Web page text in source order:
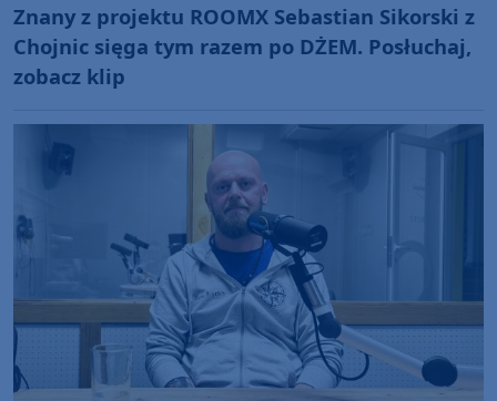
Znany z projektu ROOMX Sebastian Sikorski z
Chojnic sięga tym razem po DŻEM. Posłuchaj,
zobacz klip